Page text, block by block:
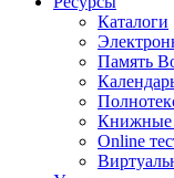
Каталоги
Память
Книжные
Online